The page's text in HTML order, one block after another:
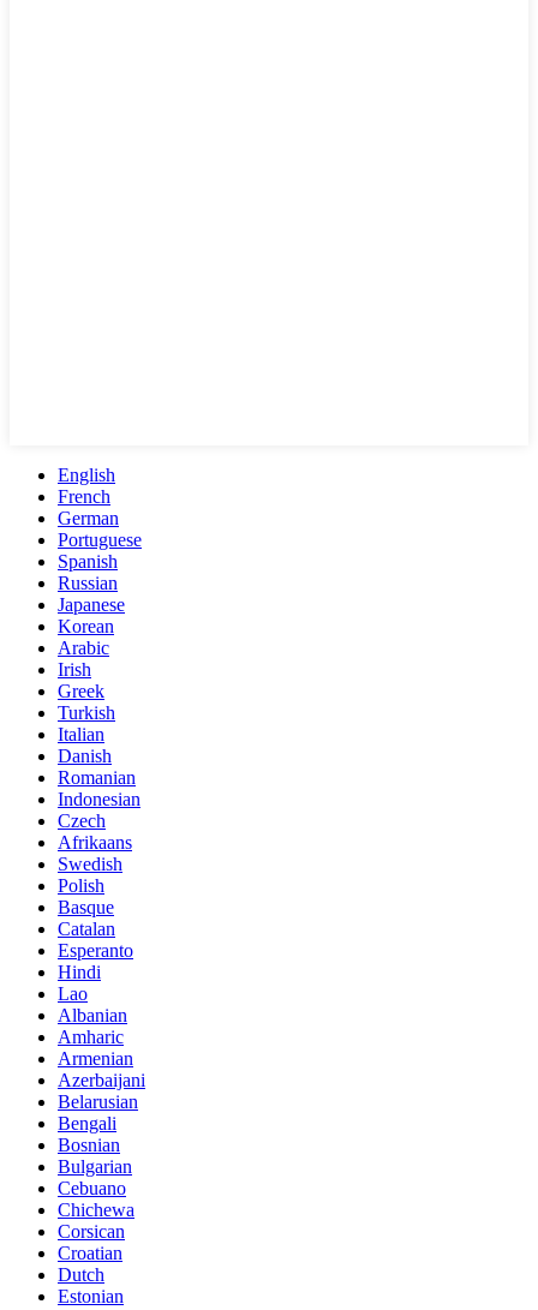
English
French
German
Portuguese
Spanish
Russian
Japanese
Korean
Arabic
Irish
Greek
Turkish
Italian
Danish
Romanian
Indonesian
Czech
Afrikaans
Swedish
Polish
Basque
Catalan
Esperanto
Hindi
Lao
Albanian
Amharic
Armenian
Azerbaijani
Belarusian
Bengali
Bosnian
Bulgarian
Cebuano
Chichewa
Corsican
Croatian
Dutch
Estonian